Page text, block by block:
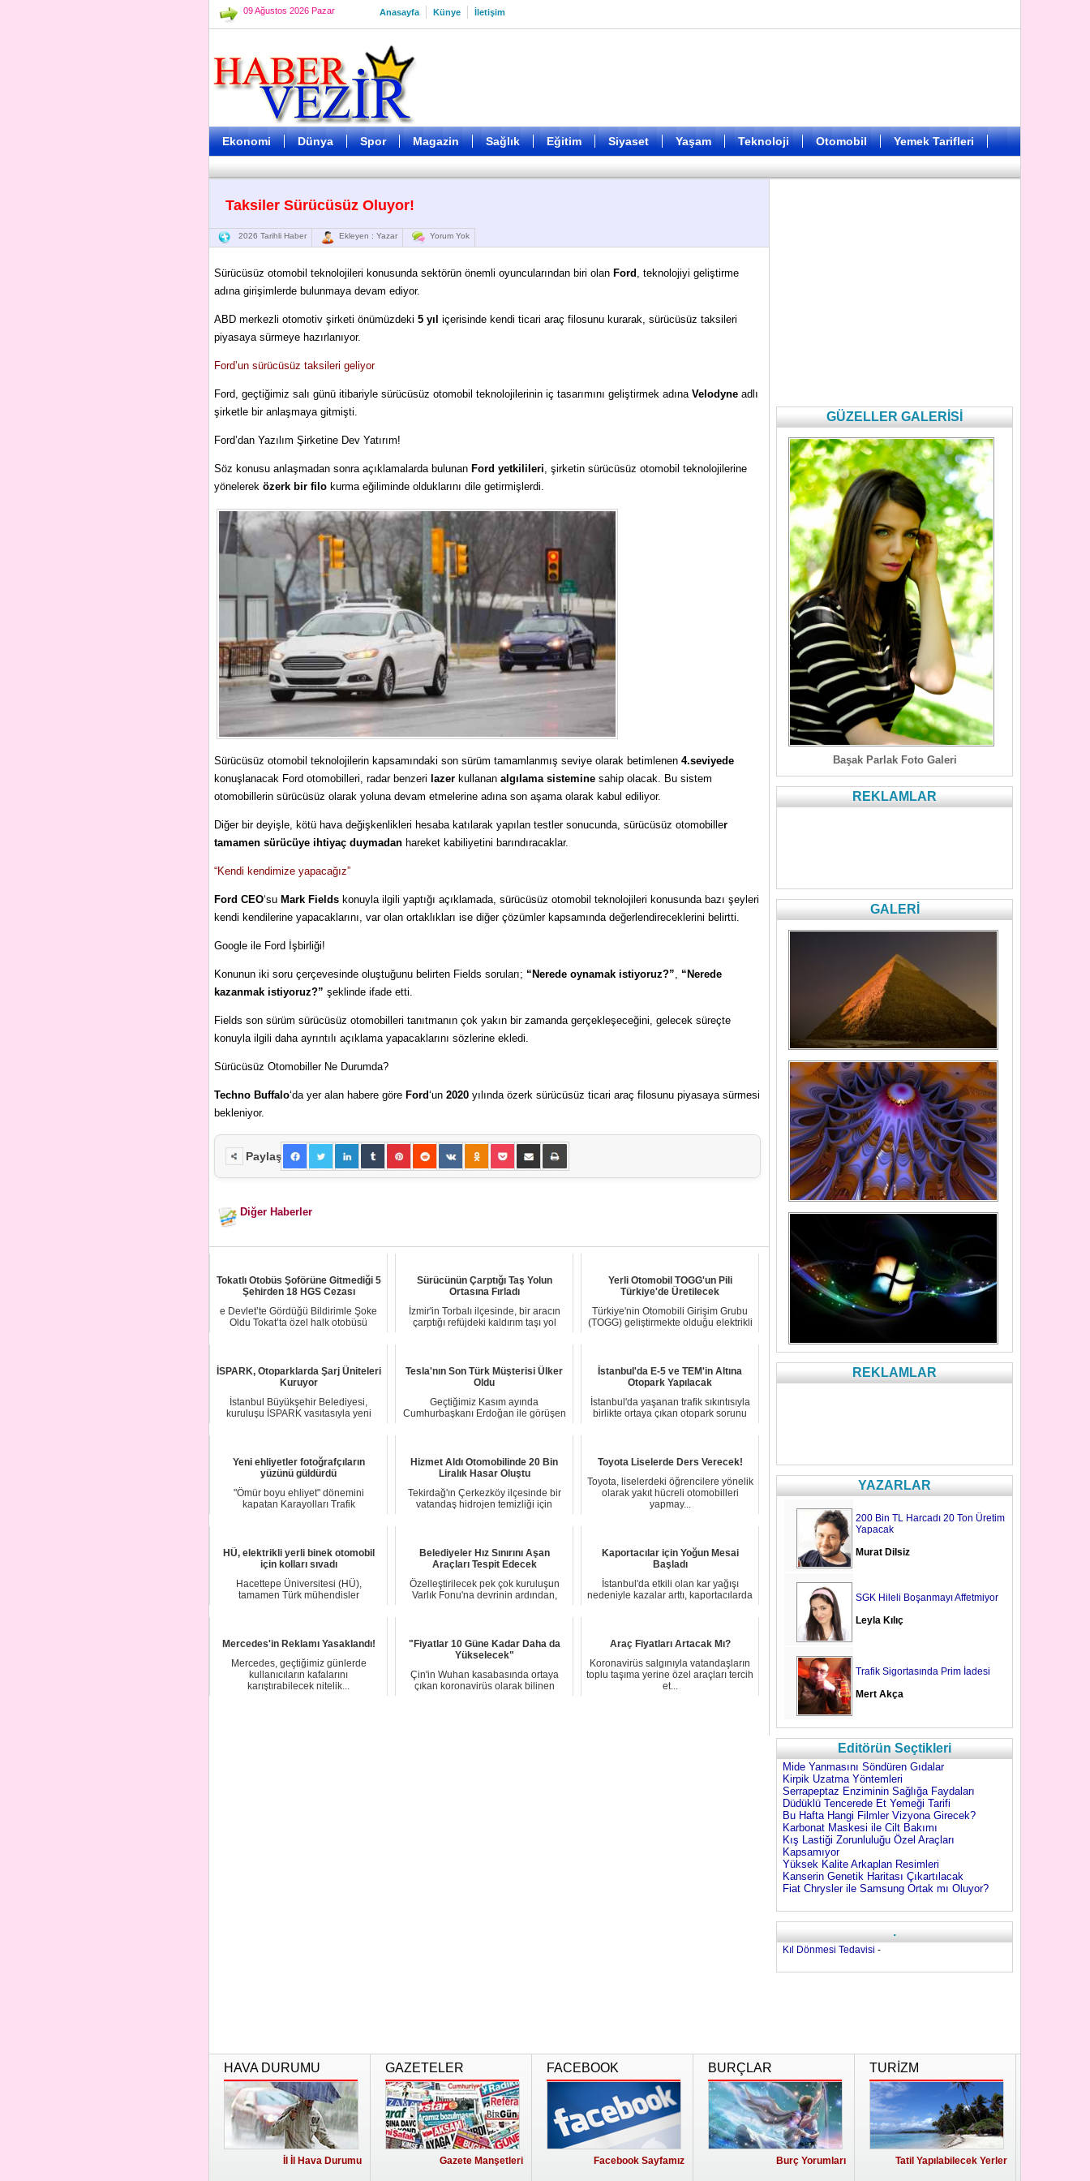
09 Ağustos 2026 Pazar Anasayfa Künye İletişim
Ekonomi Dünya Spor Magazin Sağlık Eğitim Siyaset Yaşam Teknoloji Otomobil Yemek Tarifleri
Taksiler Sürücüsüz Oluyor!
2026 Tarihli Haber Ekleyen : Yazar Yorum Yok
Sürücüsüz otomobil teknolojileri konusunda sektörün önemli oyuncularından biri olan Ford , teknolojiyi geliştirme
adına girişimlerde bulunmaya devam ediyor.
ABD merkezli otomotiv şirketi önümüzdeki 5 yıl içerisinde kendi ticari araç filosunu kurarak, sürücüsüz taksileri
piyasaya sürmeye hazırlanıyor.
Ford’un sürücüsüz taksileri geliyor
Ford, geçtiğimiz salı günü itibariyle sürücüsüz otomobil teknolojilerinin iç tasarımını geliştirmek adına Velodyne adlı
şirketle bir anlaşmaya gitmişti.
Ford’dan Yazılım Şirketine Dev Yatırım!
Söz konusu anlaşmadan sonra açıklamalarda bulunan Ford yetkilileri, şirketin sürücüsüz otomobil teknolojilerine
yönelerek özerk bir filo kurma eğiliminde olduklarını dile getirmişlerdi.
Sürücüsüz otomobil teknolojilerin kapsamındaki son sürüm tamamlanmış seviye olarak betimlenen 4.seviyede
konuşlanacak Ford otomobilleri, radar benzeri lazer kullanan algılama sistemine sahip olacak. Bu sistem
otomobillerin sürücüsüz olarak yoluna devam etmelerine adına son aşama olarak kabul ediliyor.
Diğer bir deyişle, kötü hava değişkenlikleri hesaba katılarak yapılan testler sonucunda, sürücüsüz otomobiller
tamamen sürücüye ihtiyaç duymadan hareket kabiliyetini barındıracaklar.
“Kendi kendimize yapacağız”
Ford CEO‘su Mark Fields konuyla ilgili yaptığı açıklamada, sürücüsüz otomobil teknolojileri konusunda bazı şeyleri
kendi kendilerine yapacaklarını, var olan ortaklıkları ise diğer çözümler kapsamında değerlendireceklerini belirtti.
Google ile Ford İşbirliği!
Konunun iki soru çerçevesinde oluştuğunu belirten Fields soruları; “Nerede oynamak istiyoruz?”, “Nerede
kazanmak istiyoruz?” şeklinde ifade etti.
Fields son sürüm sürücüsüz otomobilleri tanıtmanın çok yakın bir zamanda gerçekleşeceğini, gelecek süreçte
konuyla ilgili daha ayrıntılı açıklama yapacaklarını sözlerine ekledi.
Sürücüsüz Otomobiller Ne Durumda?
Techno Buffalo‘da yer alan habere göre Ford‘un 2020 yılında özerk sürücüsüz ticari araç filosunu piyasaya sürmesi
bekleniyor.
Paylaş
Diğer Haberler
Tokatlı Otobüs Şoförüne Gitmediği 5
Şehirden 18 HGS Cezası
e Devlet’te Gördüğü Bildirimle Şoke
Oldu Tokat’ta özel halk otobüsü
Sürücünün Çarptığı Taş Yolun
Ortasına Fırladı
İzmir'in Torbalı ilçesinde, bir aracın
çarptığı refüjdeki kaldırım taşı yol
Yerli Otomobil TOGG'un Pili
Türkiye'de Üretilecek
Türkiye'nin Otomobili Girişim Grubu
(TOGG) geliştirmekte olduğu elektrikli
İSPARK, Otoparklarda Şarj Üniteleri
Kuruyor
İstanbul Büyükşehir Belediyesi,
kuruluşu İSPARK vasıtasıyla yeni
Tesla'nın Son Türk Müşterisi Ülker
Oldu
Geçtiğimiz Kasım ayında
Cumhurbaşkanı Erdoğan ile görüşen
İstanbul'da E-5 ve TEM'in Altına
Otopark Yapılacak
İstanbul'da yaşanan trafik sıkıntısıyla
birlikte ortaya çıkan otopark sorunu
Yeni ehliyetler fotoğrafçıların
yüzünü güldürdü
"Ömür boyu ehliyet" dönemini
kapatan Karayolları Trafik
Hizmet Aldı Otomobilinde 20 Bin
Liralık Hasar Oluştu
Tekirdağ'ın Çerkezköy ilçesinde bir
vatandaş hidrojen temizliği için
Toyota Liselerde Ders Verecek!
Toyota, liselerdeki öğrencilere yönelik
olarak yakıt hücreli otomobilleri
yapmay...
HÜ, elektrikli yerli binek otomobil
için kolları sıvadı
Hacettepe Üniversitesi (HÜ),
tamamen Türk mühendisler
Belediyeler Hız Sınırını Aşan
Araçları Tespit Edecek
Özelleştirilecek pek çok kuruluşun
Varlık Fonu'na devrinin ardından,
Kaportacılar için Yoğun Mesai
Başladı
İstanbul'da etkili olan kar yağışı
nedeniyle kazalar arttı, kaportacılarda
Mercedes'in Reklamı Yasaklandı!
Mercedes, geçtiğimiz günlerde
kullanıcıların kafalarını
karıştırabilecek nitelik...
"Fiyatlar 10 Güne Kadar Daha da
Yükselecek"
Çin'in Wuhan kasabasında ortaya
çıkan koronavirüs olarak bilinen
Araç Fiyatları Artacak Mı?
Koronavirüs salgınıyla vatandaşların
toplu taşıma yerine özel araçları tercih
et...
GÜZELLER GALERİSİ
Başak Parlak Foto Galeri
REKLAMLAR
GALERİ
REKLAMLAR
YAZARLAR
200 Bin TL Harcadı 20 Ton Üretim
Yapacak
Murat Dilsiz
SGK Hileli Boşanmayı Affetmiyor
Leyla Kılıç
Trafik Sigortasında Prim İadesi
Mert Akça
Editörün Seçtikleri
Mide Yanmasını Söndüren Gıdalar
Kirpik Uzatma Yöntemleri
Serrapeptaz Enziminin Sağlığa Faydaları
Düdüklü Tencerede Et Yemeği Tarifi
Bu Hafta Hangi Filmler Vizyona Girecek?
Karbonat Maskesi ile Cilt Bakımı
Kış Lastiği Zorunluluğu Özel Araçları
Kapsamıyor
Yüksek Kalite Arkaplan Resimleri
Kanserin Genetik Haritası Çıkartılacak
Fiat Chrysler ile Samsung Ortak mı Oluyor?
.
Kıl Dönmesi Tedavisi -
HAVA DURUMU
İl İl Hava Durumu
GAZETELER
Gazete Manşetleri
FACEBOOK
Facebook Sayfamız
BURÇLAR
Burç Yorumları
TURİZM
Tatil Yapılabilecek Yerler